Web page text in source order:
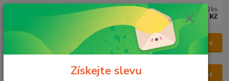
Menu
Hledat
0 ks
0 Kč
Získejte slevu